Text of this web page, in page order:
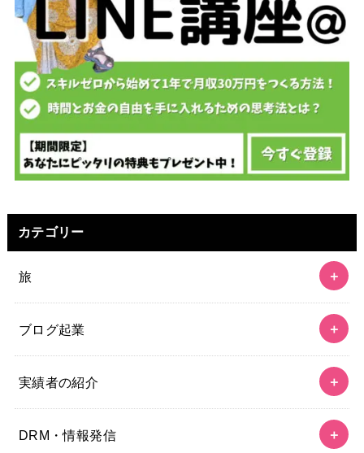
カテゴリー
旅
ブログ起業
実績者の紹介
DRM・情報発信